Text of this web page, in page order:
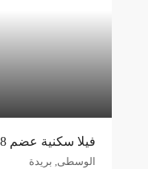
الوسطى, بريدة